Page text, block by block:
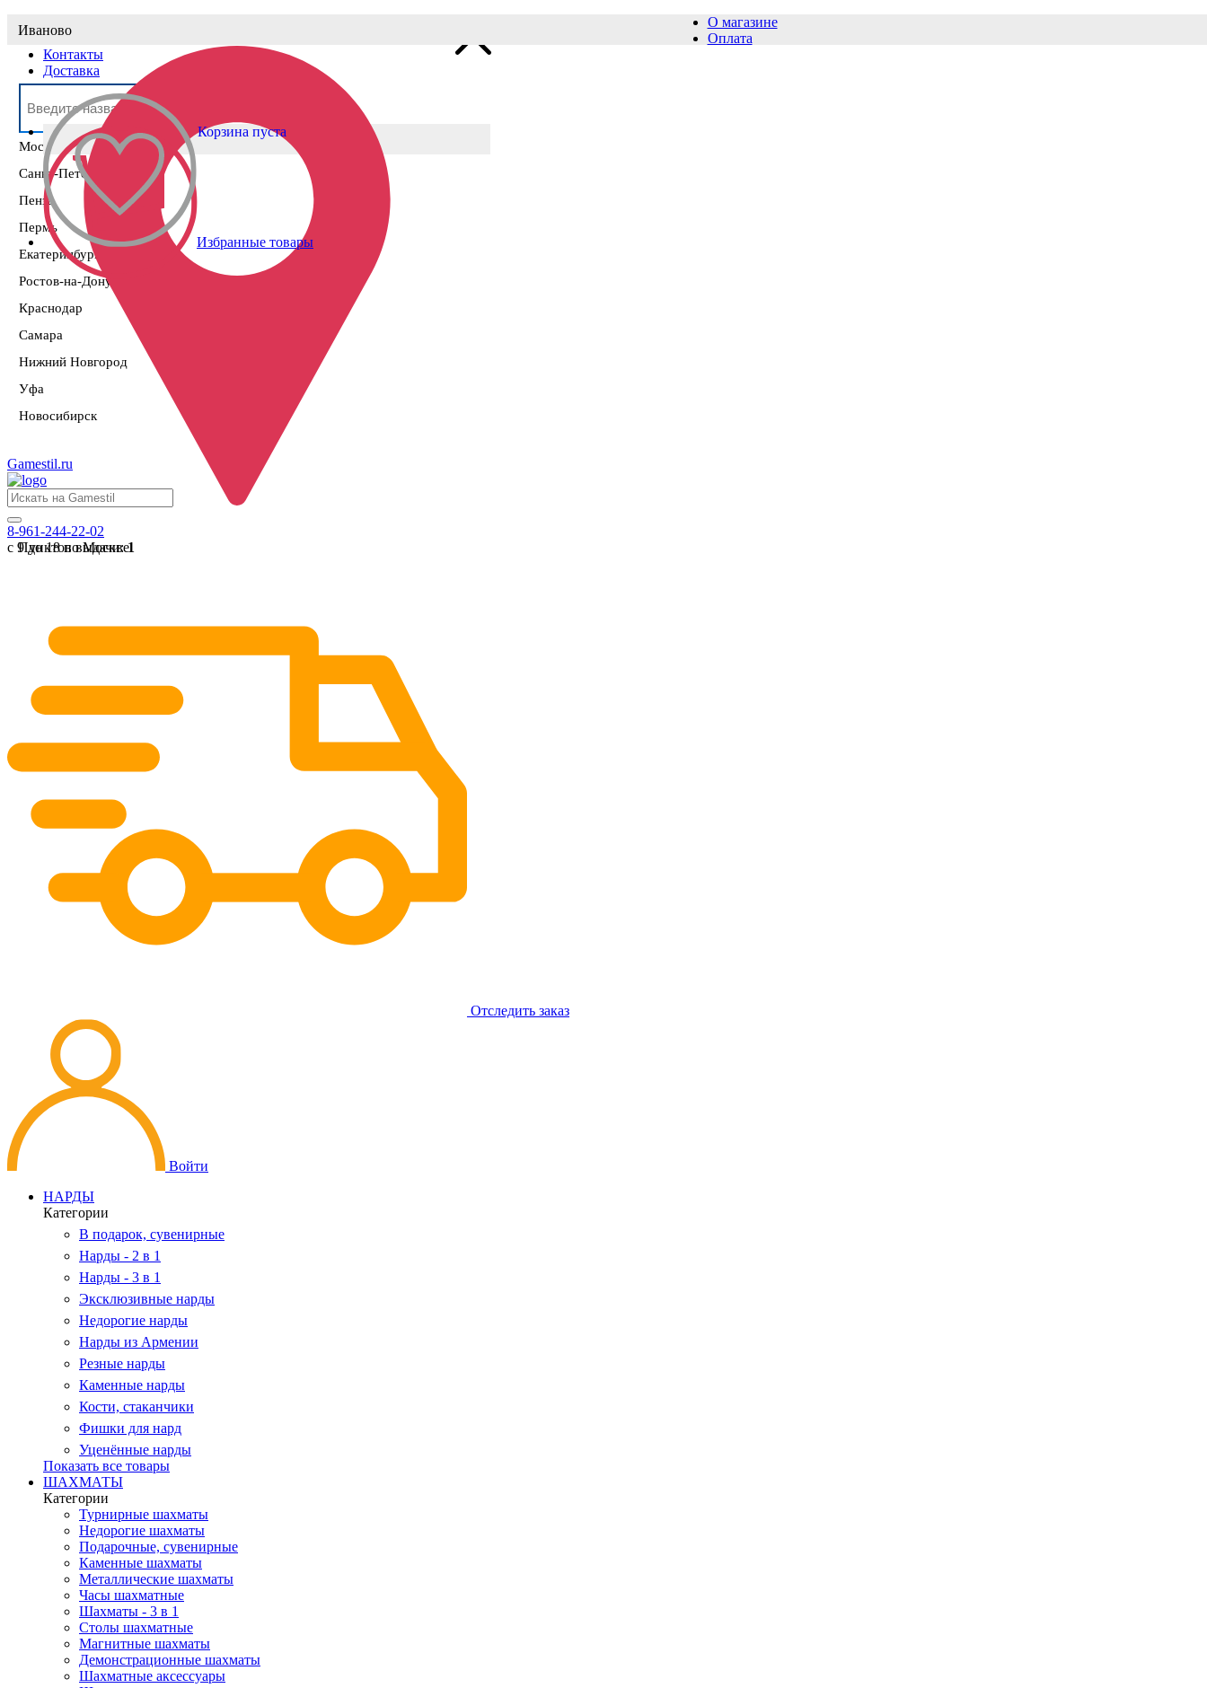
Выберите населённый пункт
Москва
Санкт-Петербург
Пенза
Пермь
Екатеринбург
Ростов-на-Дону
Краснодар
Самара
Нижний Новгород
Уфа
Новосибирск
Иваново
Пунктов выдачи:1
О магазине
Оплата
Контакты
Доставка
Избранные товары
Корзина пуста
Gamestil.ru
8-961-244-22-02
с 9 до 18 по Москве
Отследить заказ
Войти
НАРДЫ
Категории
В подарок, сувенирные
Нарды - 2 в 1
Нарды - 3 в 1
Эксклюзивные нарды
Недорогие нарды
Нарды из Армении
Резные нарды
Каменные нарды
Кости, стаканчики
Фишки для нард
Уценённые нарды
Показать все товары
ШАХМАТЫ
Категории
Турнирные шахматы
Недорогие шахматы
Подарочные, сувенирные
Каменные шахматы
Металлические шахматы
Часы шахматные
Шахматы - 3 в 1
Столы шахматные
Магнитные шахматы
Демонстрационные шахматы
Шахматные аксессуары